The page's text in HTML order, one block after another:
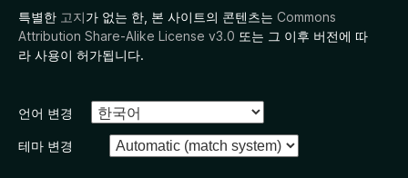
특별한 고지가 없는 한, 본 사이트의 콘텐츠는 Commons
Attribution Share-Alike License v3.0 또는 그 이후 버전에 따
라 사용이 허가됩니다.
언어 변경
테마 변경